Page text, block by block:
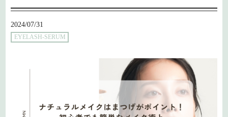
2024/07/31
EYELASH-SERUM